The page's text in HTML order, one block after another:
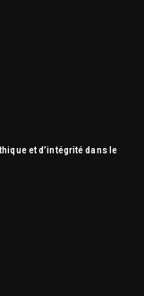
et d’intégrité dans le